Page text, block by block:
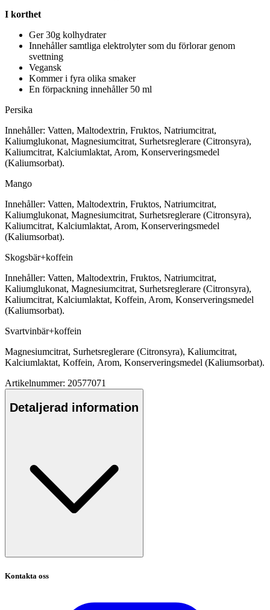
I korthet
Ger 30g kolhydrater
Innehåller samtliga elektrolyter som du förlorar genom
svettning
Vegansk
Kommer i fyra olika smaker
En förpackning innehåller 50 ml
Persika
Innehåller: Vatten, Maltodextrin, Fruktos, Natriumcitrat,
Kaliumglukonat, Magnesiumcitrat, Surhetsreglerare (Citronsyra),
Kaliumcitrat, Kalciumlaktat, Arom, Konserveringsmedel
(Kaliumsorbat).
Mango
Innehåller: Vatten, Maltodextrin, Fruktos, Natriumcitrat,
Kaliumglukonat, Magnesiumcitrat, Surhetsreglerare (Citronsyra),
Kaliumcitrat, Kalciumlaktat, Arom, Konserveringsmedel
(Kaliumsorbat).
Skogsbär+koffein
Innehåller: Vatten, Maltodextrin, Fruktos, Natriumcitrat,
Kaliumglukonat, Magnesiumcitrat, Surhetsreglerare (Citronsyra),
Kaliumcitrat, Kalciumlaktat, Koffein, Arom, Konserveringsmedel
(Kaliumsorbat).
Svartvinbär+koffein
Magnesiumcitrat, Surhetsreglerare (Citronsyra), Kaliumcitrat,
Kalciumlaktat, Koffein, Arom, Konserveringsmedel (Kaliumsorbat).
Artikelnummer: 20577071
Detaljerad information
Kontakta oss